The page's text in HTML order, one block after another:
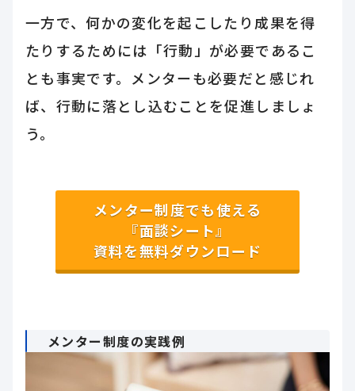
一方で、何かの変化を起こしたり成果を得
たりするためには「行動」が必要であるこ
とも事実です。メンターも必要だと感じれ
ば、行動に落とし込むことを促進しましょ
う。
メンター制度でも使える
『面談シート』
資料を無料ダウンロード
メンター制度の実践例